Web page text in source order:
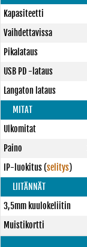
Kapasiteetti
Vaihdettavissa
Pikalataus
USB PD -lataus
Langaton lataus
MITAT
Ulkomitat
Paino
IP-luokitus(selitys)
LIITÄNNÄT
3,5mm kuulokeliitin
Muistikortti